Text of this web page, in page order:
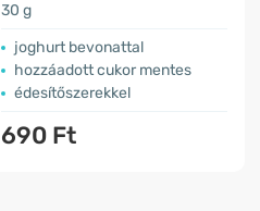
30 g
joghurt bevonattal
hozzáadott cukor mentes
édesítőszerekkel
690 Ft